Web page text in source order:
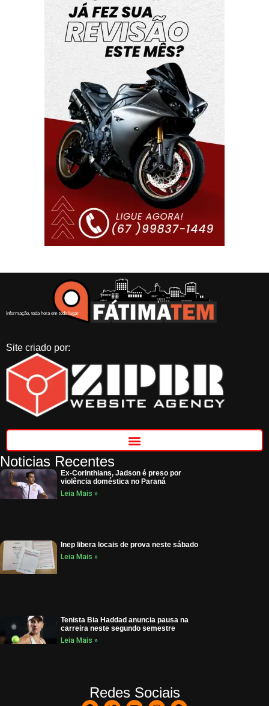
Informação, toda hora em todo lugar
Site criado por:
Noticias Recentes
Ex-Corinthians, Jadson é preso por
violência doméstica no Paraná
Leia Mais »
Inep libera locais de prova neste sábado
Leia Mais »
Tenista Bia Haddad anuncia pausa na
carreira neste segundo semestre
Leia Mais »
Redes Sociais